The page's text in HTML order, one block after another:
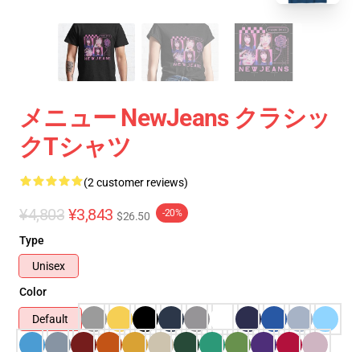
メニュー NewJeans クラシッ
クTシャツ
(2 customer reviews)
¥4,803 ¥3,843 $26.50 -20%
Type
Unisex
Color
Default